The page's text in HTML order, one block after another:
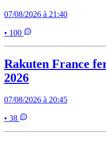
07/08/2026 à 21:40
• 100
Rakuten France
2026
07/08/2026 à 20:45
• 38